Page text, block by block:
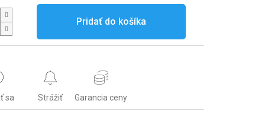
Pridať do košíka
sa Strážiť Garancia ceny